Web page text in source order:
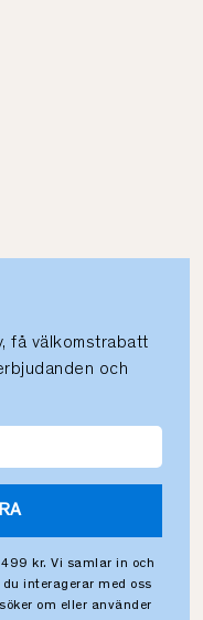
få välkomstrabatt
och
kr. Vi samlar in och
interagerar med oss
om eller använder